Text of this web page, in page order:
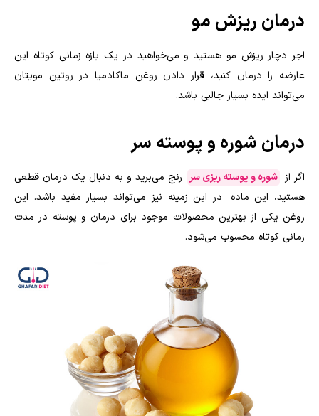
درمان ریزش مو
اجر دچار ریزش مو هستید و می‌خواهید در یک بازه زمانی کوتاه این
عارضه را درمان کنید، قرار دادن روغن ماکادمیا در روتین مویتان
می‌تواند ایده بسیار جالبی باشد.
درمان شوره و پوسته سر
اگر از شوره و پوسته ریزی سر رنج می‌برید و به دنبال یک درمان قطعی
هستید، این ماده در این زمینه نیز می‌تواند بسیار مفید باشد. این
روغن یکی از بهترین محصولات موجود برای درمان و پوسته در مدت
زمانی کوتاه محسوب می‌شود.